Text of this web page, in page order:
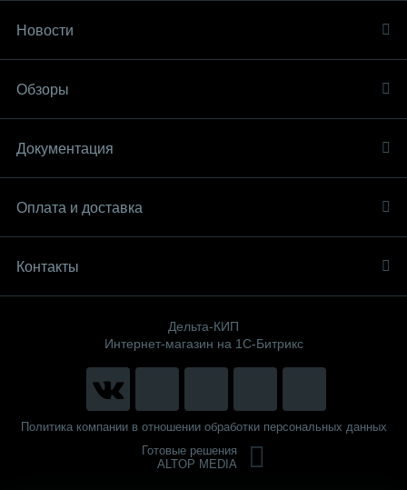
Новости
Обзоры
Документация
Оплата и доставка
Контакты
Дельта-КИП
Интернет-магазин на 1С-Битрикс
Политика компании в отношении обработки персональных данных
Готовые решения
ALTOP MEDIA